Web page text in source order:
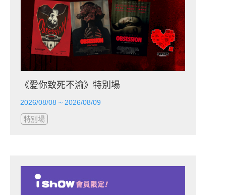
《愛你致死不渝》特別場
2026/08/08 ~ 2026/08/09
特別場